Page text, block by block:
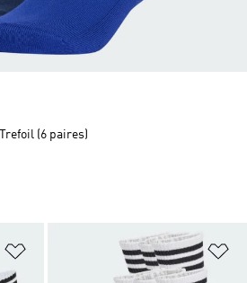
Ajouter à la Liste de produits
(6 paires)